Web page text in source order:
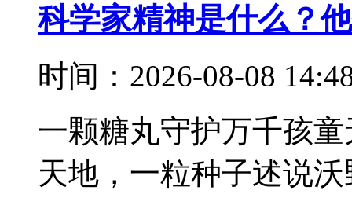
科学家精神是什么？
时间：2026-08-08
一颗糖丸守护万千孩
天地，一粒种子述说